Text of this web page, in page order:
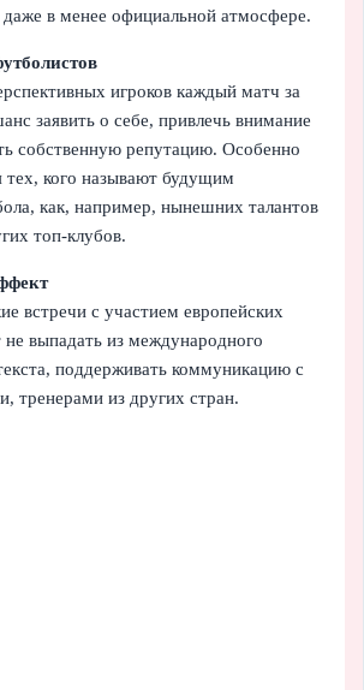
даже в менее официальной атмосфере.
игроков каждый матч за
заявить о себе, привлечь внимание
собственную репутацию. Особенно
тех, кого называют будущим
как, например, нынешних талантов
топ-клубов.
встречи с участием европейских
выпадать из международного
поддерживать коммуникацию с
тренерами из других стран.